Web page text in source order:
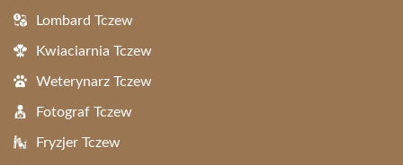
Lombard Tczew
Kwiaciarnia Tczew
Weterynarz Tczew
Fotograf Tczew
Fryzjer Tczew